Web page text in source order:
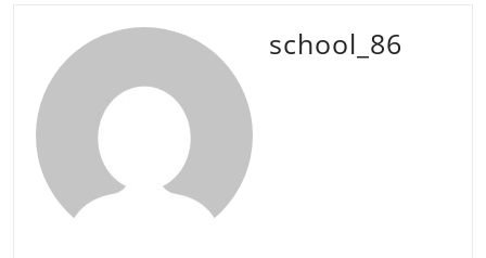
school_86